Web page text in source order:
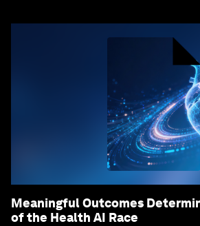
Meaningful Outcomes
of the Health AI Race